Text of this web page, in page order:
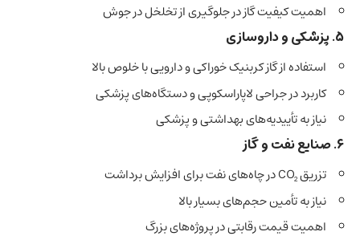
اهمیت کیفیت گاز در جلوگیری از تخلخل در جوش
۵. پزشکی و داروسازی
استفاده از گاز کربنیک خوراکی و دارویی با خلوص بالا
کاربرد در جراحی لاپاراسکوپی و دستگاه‌های پزشکی
نیاز به تأییدیه‌های بهداشتی و پزشکی
۶. صنایع نفت و گاز
تزریق CO₂ در چاه‌های نفت برای افزایش برداشت
نیاز به تأمین حجم‌های بسیار بالا
اهمیت قیمت رقابتی در پروژه‌های بزرگ